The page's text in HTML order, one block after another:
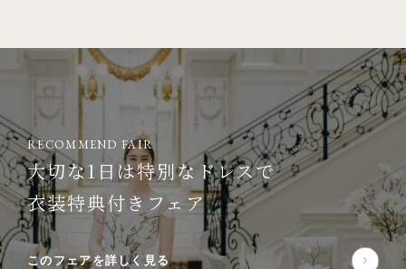
RECOMMEND FAIR
大切な1日は特別なドレスで
衣装特典付きフェア
このフェアを詳しく見る